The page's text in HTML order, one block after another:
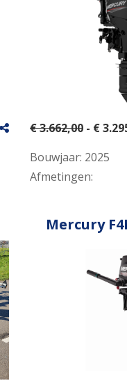
€ 3.662,00 - €
Bouwjaar: 2025
Afmetingen:
Mercury